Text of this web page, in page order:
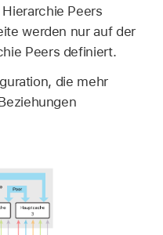
Peers
werden nur auf der
Peers definiert.
die mehr